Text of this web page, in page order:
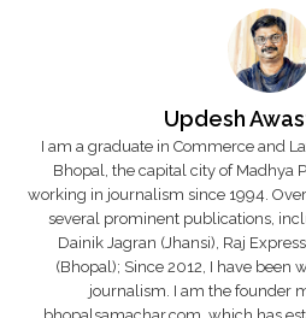
Updesh
I am a graduate in Commerce and
Bhopal, the capital city of Madhya
working in journalism since 1994.
several prominent publications,
Dainik Jagran (Jhansi), Raj
(Bhopal); Since 2012, I have
journalism. I am the founder